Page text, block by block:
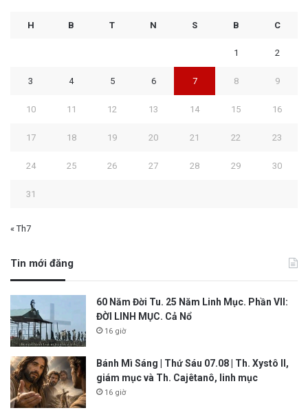
H B T N S B C
1 2
3 4 5 6 7 8 9
10 11 12 13 14 15 16
17 18 19 20 21 22 23
24 25 26 27 28 29 30
31
« Th7
Tin mới đăng
60 Năm Đời Tu. 25 Năm Linh Mục. Phần VII:
ĐỜI LINH MỤC. Cả Nổ
16 giờ
Bánh Mì Sáng | Thứ Sáu 07.08 | Th. Xystô II,
giám mục và Th. Cajêtanô, linh mục
16 giờ